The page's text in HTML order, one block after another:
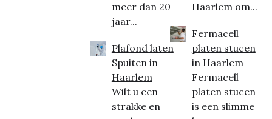
meer dan 20
jaar...
Plafond laten
Spuiten in
Haarlem
Wilt u een
strakke en
Haarlem om...
Fermacell
platen stucen
in Haarlem
Fermacell
platen stucen
is een slimme